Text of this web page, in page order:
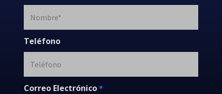
Teléfono
Correo Electrónico *